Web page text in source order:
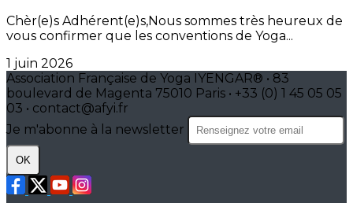
Chèr(e)s Adhérent(e)s,Nous sommes très heureux de
vous confirmer que les conventions de Yoga...
1 juin 2026
Association Française de Yoga IYENGAR® • 83
boulevard de Magenta 75010 Paris • +33 (0) 1 45 05 05
03 • contact@afyi.fr
Je m'abonne à la newsletter
OK